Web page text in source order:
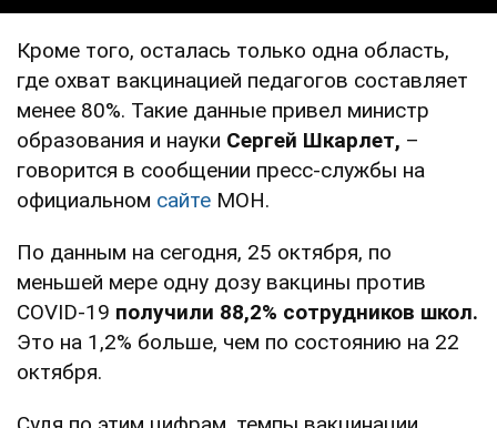
Кроме того, осталась только одна область,
где охват вакцинацией педагогов составляет
менее 80%. Такие данные привел министр
образования и науки Сергей Шкарлет, –
говорится в сообщении пресс-службы на
официальном сайте МОН.
По данным на сегодня, 25 октября, по
меньшей мере одну дозу вакцины против
COVID-19 получили 88,2% сотрудников школ.
Это на 1,2% больше, чем по состоянию на 22
октября.